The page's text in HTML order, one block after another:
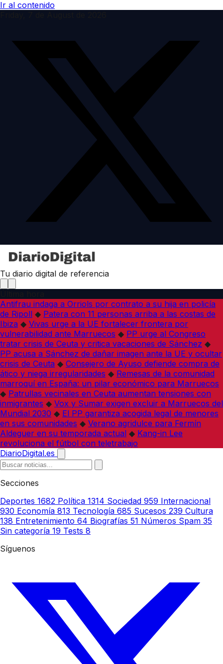
Ir al contenido
Tu diario digital de referencia
Antifrau indaga a Orriols por contrato a su hija en policía
de Ripoll ◆ Patera con 11 personas arriba a las costas de
Ibiza ◆ Vivas urge a la UE fortalecer frontera por
vulnerabilidad ante Marruecos ◆ PP urge al Congreso
tratar crisis de Ceuta y critica vacaciones de Sánchez ◆
PP acusa a Sánchez de dañar imagen ante la UE y ocultar
crisis de Ceuta ◆ Consejero de Ayuso defiende compra de
ático y niega irregularidades ◆ Remesas de la comunidad
marroquí en España: un pilar económico para Marruecos
◆ Patrullas vecinales en Ceuta aumentan tensiones con
inmigrantes ◆ Vox y Sumar exigen excluir a Marruecos del
Mundial 2030 ◆ El PP garantiza acogida legal de menores
en sus comunidades ◆ Verano agridulce para Fermín
Aldeguer en su temporada actual ◆ Kang-in Lee
revoluciona el fútbol con teletrabajo
DiarioDigital.es
Secciones
Deportes 1682 Política 1314 Sociedad 959 Internacional
930 Economía 813 Tecnología 685 Sucesos 239 Cultura
138 Entretenimiento 64 Biografías 51 Números Spam 35
Sin categoría 19 Tests 8
Síguenos